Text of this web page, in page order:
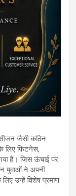
जैसी कठिन
लिए फिटनेस,
है। जिस ऊंचाई पर
युवाओं ने अपनी
उन्हें विशेष प्रमाण